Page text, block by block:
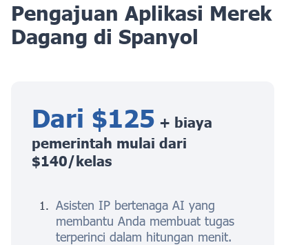
Pengajuan Aplikasi Merek
Dagang di Spanyol
Dari $125 + biaya
pemerintah mulai dari
$140/kelas
Asisten IP bertenaga AI yang
membantu Anda membuat tugas
terperinci dalam hitungan menit.